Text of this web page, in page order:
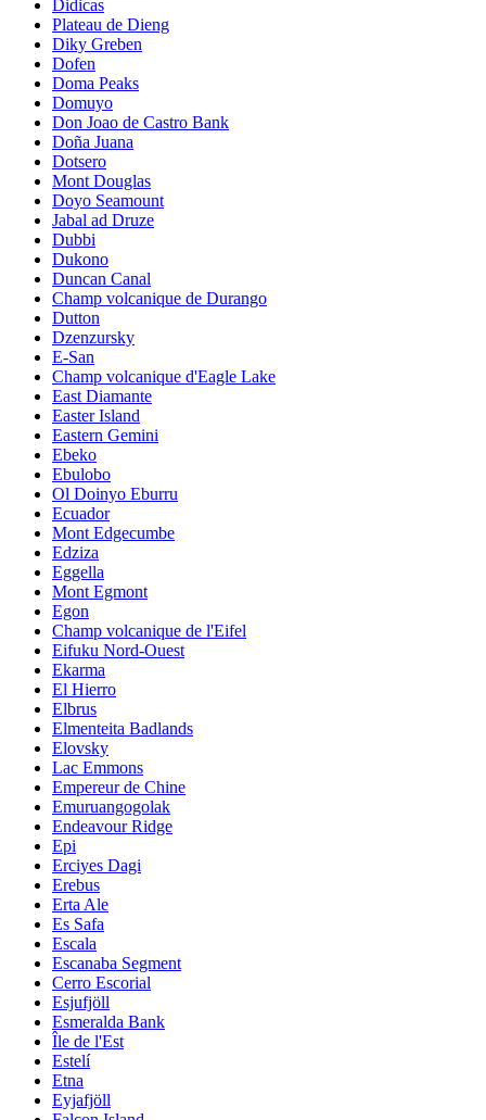
Didicas
Plateau de Dieng
Diky Greben
Dofen
Doma Peaks
Domuyo
Don Joao de Castro Bank
Doña Juana
Dotsero
Mont Douglas
Doyo Seamount
Jabal ad Druze
Dubbi
Dukono
Duncan Canal
Champ volcanique de Durango
Dutton
Dzenzursky
E-San
Champ volcanique d'Eagle Lake
East Diamante
Easter Island
Eastern Gemini
Ebeko
Ebulobo
Ol Doinyo Eburru
Ecuador
Mont Edgecumbe
Edziza
Eggella
Mont Egmont
Egon
Champ volcanique de l'Eifel
Eifuku Nord-Ouest
Ekarma
El Hierro
Elbrus
Elmenteita Badlands
Elovsky
Lac Emmons
Empereur de Chine
Emuruangogolak
Endeavour Ridge
Epi
Erciyes Dagi
Erebus
Erta Ale
Es Safa
Escala
Escanaba Segment
Cerro Escorial
Esjufjöll
Esmeralda Bank
Île de l'Est
Estelí
Etna
Eyjafjöll